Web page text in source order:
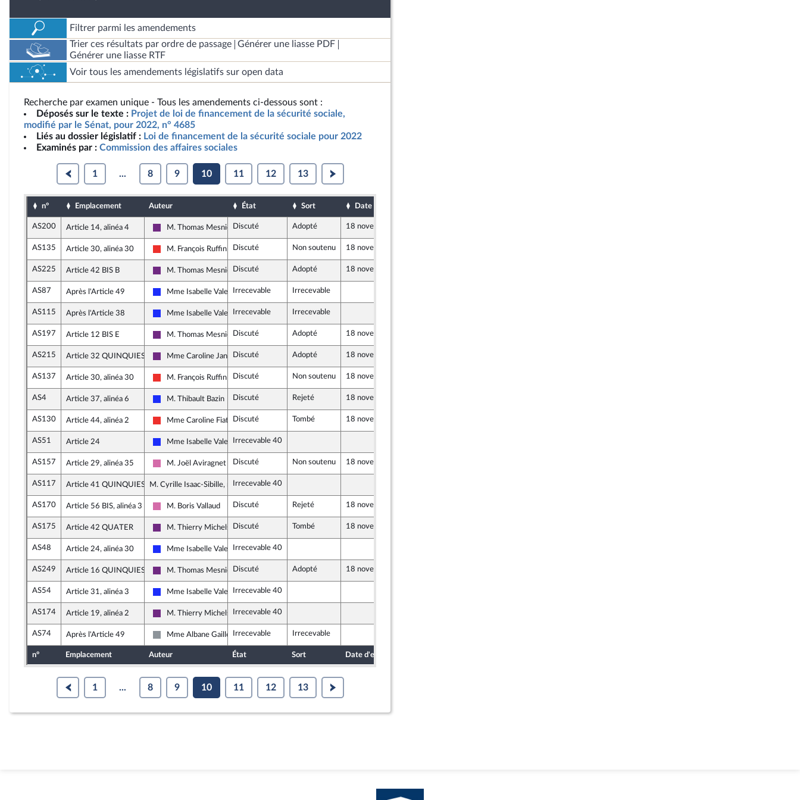
Filtrer parmi les amendements
Trier ces résultats par ordre de passage
Générer une liasse PDF
Générer une liasse RTF
Voir tous les amendements législatifs sur open data
Recherche par examen unique - Tous les amendements ci-dessous sont :
Déposés sur le texte : Projet de loi de financement de la sécurité sociale,
modifié par le Sénat, pour 2022, n° 4685
Liés au dossier législatif : Loi de financement de la sécurité sociale pour 2022
Examinés par : Commission des affaires sociales
1 ... 8 9 10 11 12 13
n° Emplacement Auteur État Sort Date d'examen
AS200 Article 14, alinéa 4
La République en Marche
M. Thomas MesnierDiscuté Adopté 18 novembre 2021
AS135 Article 30, alinéa 30
La France insoumise
M. François Ruffin Discuté Non soutenu 18 novembre 2021
AS225 Article 42 BIS B
La République en Marche
M. Thomas MesnierDiscuté Adopté 18 novembre 2021
AS87 Après l'Article 49
Les Républicains
Mme Isabelle ValentinIrrecevable Irrecevable
AS115 Après l'Article 38
Les Républicains
Mme Isabelle ValentinIrrecevable Irrecevable
AS197 Article 12 BIS E
La République en Marche
M. Thomas MesnierDiscuté Adopté 18 novembre 2021
AS215 Article 32 QUINQUIES, alinéa 9
La République en Marche
Mme Caroline JanvierDiscuté Adopté 18 novembre 2021
AS137 Article 30, alinéa 30
La France insoumise
M. François Ruffin Discuté Non soutenu 18 novembre 2021
AS4 Article 37, alinéa 6
Les Républicains
M. Thibault Bazin Discuté Rejeté 18 novembre 2021
AS130 Article 44, alinéa 2
La France insoumise
Mme Caroline Fiat Discuté Tombé 18 novembre 2021
AS51 Article 24
Les Républicains
Mme Isabelle ValentinIrrecevable 40
AS157 Article 29, alinéa 35
Socialistes et apparentés
M. Joël Aviragnet Discuté Non soutenu 18 novembre 2021
AS117 Article 41 QUINQUIES, alinéa 1M. Cyrille Isaac-Sibille, rapporteur
Irrecevable 40
AS170 Article 56 BIS, alinéa 3
Socialistes et apparentés
M. Boris Vallaud Discuté Rejeté 18 novembre 2021
AS175 Article 42 QUATER
La République en Marche
M. Thierry Michels Discuté Tombé 18 novembre 2021
AS48 Article 24, alinéa 30
Les Républicains
Mme Isabelle ValentinIrrecevable 40
AS249 Article 16 QUINQUIES
La République en Marche
M. Thomas MesnierDiscuté Adopté 18 novembre 2021
AS54 Article 31, alinéa 3
Les Républicains
Mme Isabelle ValentinIrrecevable 40
AS174 Article 19, alinéa 2
La République en Marche
M. Thierry Michels Irrecevable 40
AS74 Après l'Article 49
Non inscrit
Mme Albane Gaillot Irrecevable Irrecevable
n° Emplacement Auteur État Sort Date d'examen
1 ... 8 9 10 11 12 13